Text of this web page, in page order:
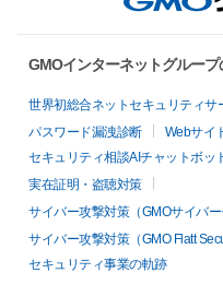
GMOインターネットグルー
世界初総合ネットセキュリティサ
パスワード漏洩診断
Webサイ
セキュリティ相談AIチャットボッ
実在証明・盗聴対策
サイバー攻撃対策（GMOサイバー
サイバー攻撃対策（GMO Flatt
セキュリティ事業の軌跡